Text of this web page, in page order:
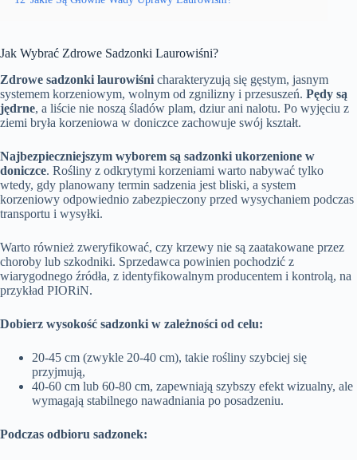
Jak Wybrać Zdrowe Sadzonki Laurowiśni?
Zdrowe sadzonki laurowiśni charakteryzują się gęstym, jasnym
systemem korzeniowym, wolnym od zgnilizny i przesuszeń. Pędy są
jędrne, a liście nie noszą śladów plam, dziur ani nalotu. Po wyjęciu z
ziemi bryła korzeniowa w doniczce zachowuje swój kształt.
Najbezpieczniejszym wyborem są sadzonki ukorzenione w
doniczce. Rośliny z odkrytymi korzeniami warto nabywać tylko
wtedy, gdy planowany termin sadzenia jest bliski, a system
korzeniowy odpowiednio zabezpieczony przed wysychaniem podczas
transportu i wysyłki.
Warto również zweryfikować, czy krzewy nie są zaatakowane przez
choroby lub szkodniki. Sprzedawca powinien pochodzić z
wiarygodnego źródła, z identyfikowalnym producentem i kontrolą, na
przykład PIORiN.
Dobierz wysokość sadzonki w zależności od celu:
20-45 cm (zwykle 20-40 cm), takie rośliny szybciej się
przyjmują,
40-60 cm lub 60-80 cm, zapewniają szybszy efekt wizualny, ale
wymagają stabilnego nawadniania po posadzeniu.
Podczas odbioru sadzonek: